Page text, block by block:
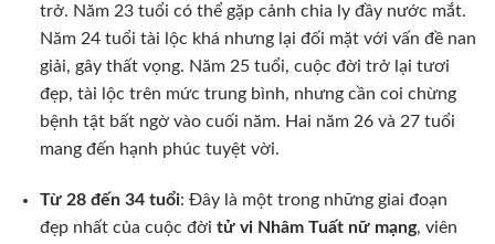
trở. Năm 23 tuổi có thể gặp cảnh chia ly đầy nước mắt.
Năm 24 tuổi tài lộc khá nhưng lại đối mặt với vấn đề nan
giải, gây thất vọng. Năm 25 tuổi, cuộc đời trở lại tươi
đẹp, tài lộc trên mức trung bình, nhưng cần coi chừng
bệnh tật bất ngờ vào cuối năm. Hai năm 26 và 27 tuổi
mang đến hạnh phúc tuyệt vời.
Từ 28 đến 34 tuổi: Đây là một trong những giai đoạn
đẹp nhất của cuộc đời tử vi Nhâm Tuất nữ mạng, viên